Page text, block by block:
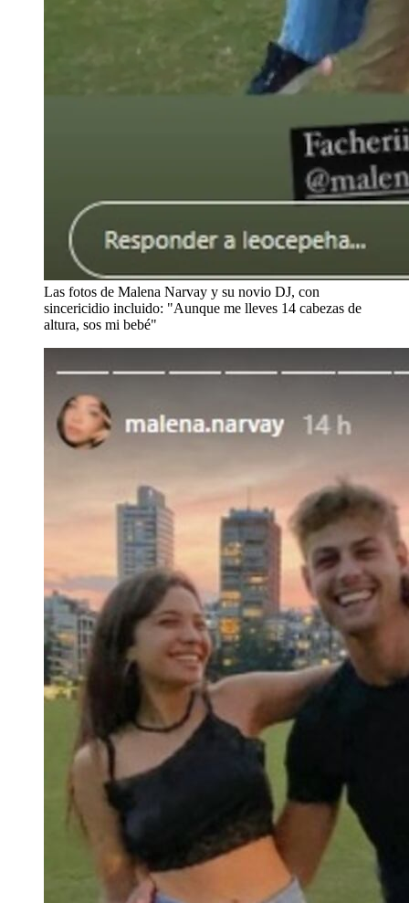
Las fotos de Malena Narvay y su novio DJ, con
sincericidio incluido: "Aunque me lleves 14 cabezas de
altura, sos mi bebé"